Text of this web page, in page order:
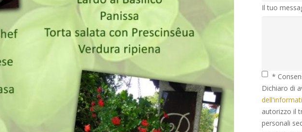
Il tuo
*
Dichiaro di
autorizzo il
personali